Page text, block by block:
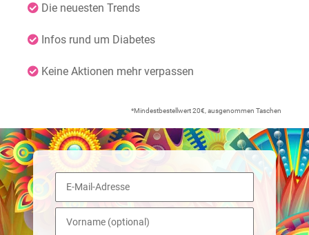
Die neuesten Trends
Infos rund um Diabetes
Keine Aktionen mehr verpassen
*Mindestbestellwert 20€, ausgenommen Taschen